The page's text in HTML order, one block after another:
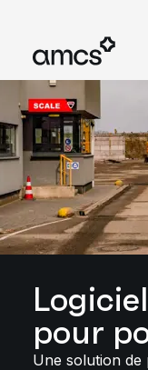
pour
Une solution de